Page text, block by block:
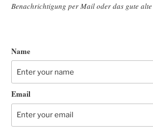
Benach­rich­ti­gung per Mail oder das gute alte
Name
Email